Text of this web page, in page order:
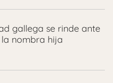
gallega se rinde ante
la nombra hija